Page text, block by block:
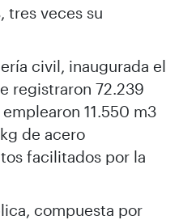
tres veces su
civil, inaugurada el
registraron 72.239
11.550 m3
de acero
facilitados por la
compuesta por